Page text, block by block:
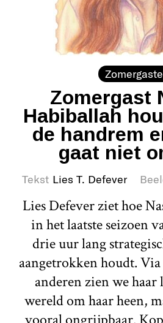
Zomergast
Habiballah
de handrem
gaat niet
Tekst Lies T. Defever
Lies Defever ziet hoe
in het laatste seizoen
drie uur lang
aangetrokken houdt.
anderen zien we
wereld om haar heen,